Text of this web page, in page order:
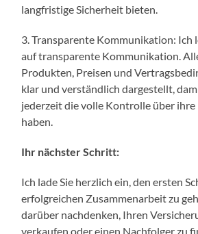
langfristige Sicherheit bieten.
3. Transparente Kommunikation: Ich
auf transparente Kommunikation.
Produkten, Preisen und
klar und verständlich dargestellt,
jederzeit die volle Kontrolle über ihre
haben.
Ihr nächster Schritt:
Ich lade Sie herzlich ein, den ersten
erfolgreichen Zusammenarbeit zu
darüber nachdenken, Ihren
verkaufen oder einen Nachfolger zu